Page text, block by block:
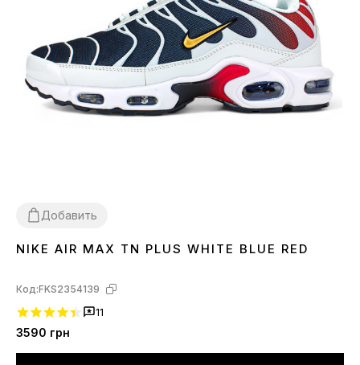
Добавить
42
NIKE AIR MAX TN PLUS WHITE BLUE RED
Код:FKS2354139
11
3590 грн